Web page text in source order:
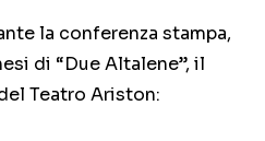
la conferenza stampa,
di “Due Altalene”, il
Teatro Ariston: